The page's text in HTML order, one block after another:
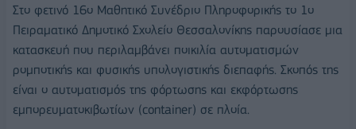
Στο φετινό 16ο Μαθητικό Συνέδριο Πληροφορικής το 1ο
Πειραματικό Δημοτικό Σχολείο Θεσσαλονίκης παρουσίασε μια
κατασκευή που περιλαμβάνει ποικιλία αυτοματισμών
ρομποτικής και φυσικής υπολογιστικής διεπαφής. Σκοπός της
είναι ο αυτοματισμός της φόρτωσης και εκφόρτωσης
εμπορευματοκιβωτίων (container) σε πλοία.